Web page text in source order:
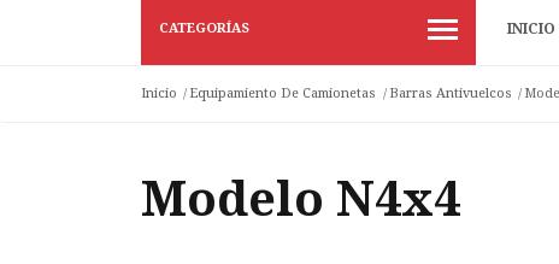
CATEGORÍAS INICIO
Inicio Equipamiento De Camionetas Barras Antivuelcos
Modelo N4x4